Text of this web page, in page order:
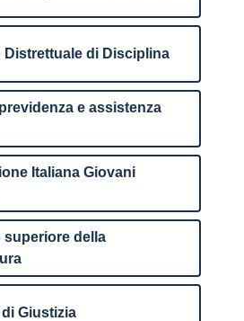
di Disciplina
e assistenza
Italiana Giovani
della
Giustizia